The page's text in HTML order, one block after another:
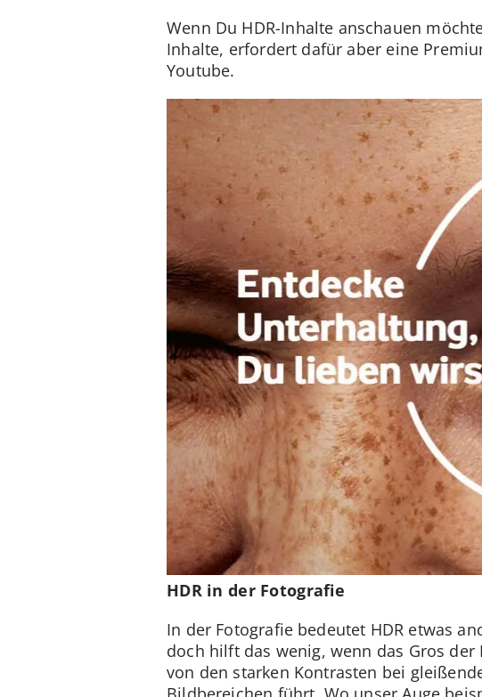
Wenn Du HDR-Inhalte anschauen
Inhalte, erfordert dafür aber eine
Youtube.
HDR in der Fotografie
In der Fotografie bedeutet HDR etwas
doch hilft das wenig, wenn das Gros
von den starken Kontrasten bei